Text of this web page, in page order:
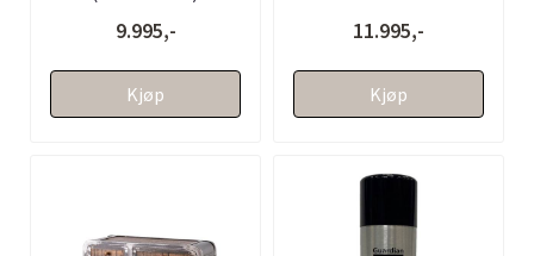
9.995,-
Kjøp
11.995,-
Kjøp